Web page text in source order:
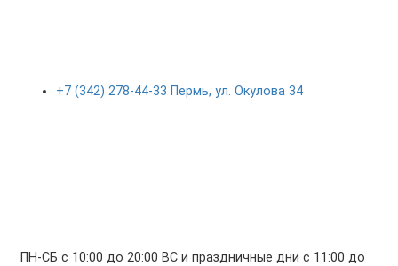
+7 (342) 278-44-33 Пермь, ул. Окулова 34
ПН-СБ с 10:00 до 20:00 ВС и праздничные дни с 11:00 до